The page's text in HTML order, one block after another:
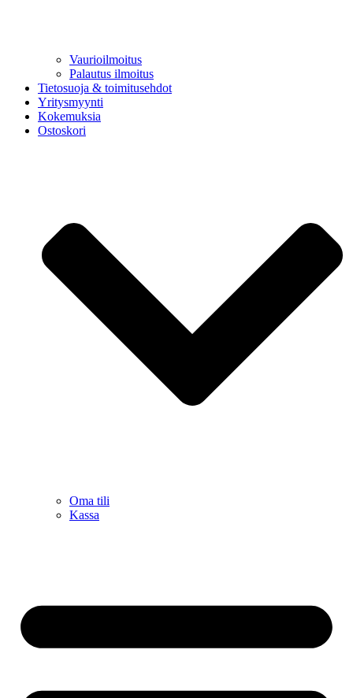
Vaurioilmoitus
Palautus ilmoitus
Tietosuoja & toimitusehdot
Yritysmyynti
Kokemuksia
Ostoskori
Oma tili
Kassa